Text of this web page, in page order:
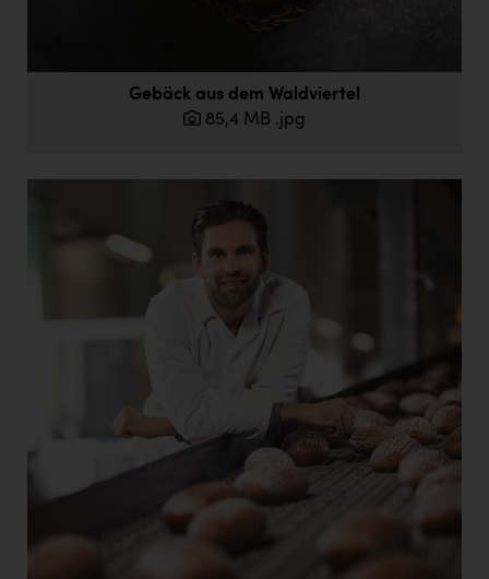
WimbergerHausGebäck aus dem Waldviertel
85,4 MB .jpg